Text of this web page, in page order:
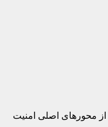
از محورهای اصلی امنیت